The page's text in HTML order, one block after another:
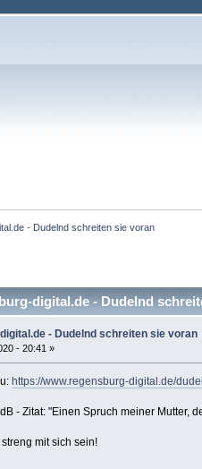
- Dudelnd schreiten sie voran
digital.de - Dudelnd
- Dudelnd schreiten sie voran
- 20:41 »
https://www.regensburg-digital.de/
- Zitat: "Einen Spruch meiner Mutter,
mit sich sein!